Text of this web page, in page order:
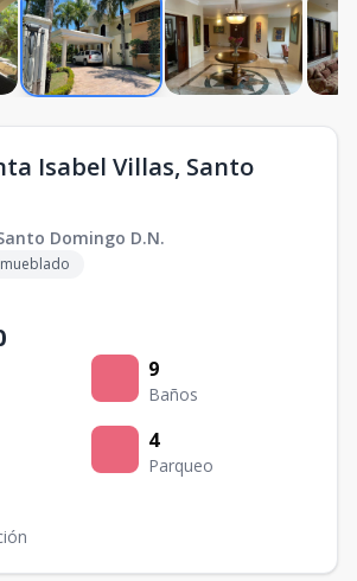
Isabel Villas, Santo
Domingo D.N.
9
Baños
4
Parqueo